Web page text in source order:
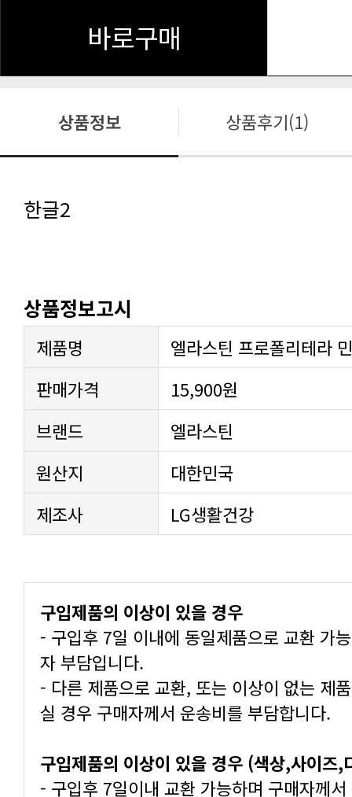
바로구매
상품정보 상품후기(1)
한글2
상품정보고시
제품명
엘라스틴 프로폴리테라
판매가격
15,900원
브랜드
엘라스틴
원산지
대한민국
제조사
LG생활건강
구입제품의 이상이 있을 경우
자 부담입니다.
실 경우 구매자께서 운송비를 부담합니다.
구입제품의 이상이 있을 경우 (색상,사이즈,